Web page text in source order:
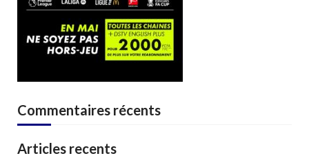
Commentaires récents
Articles recents